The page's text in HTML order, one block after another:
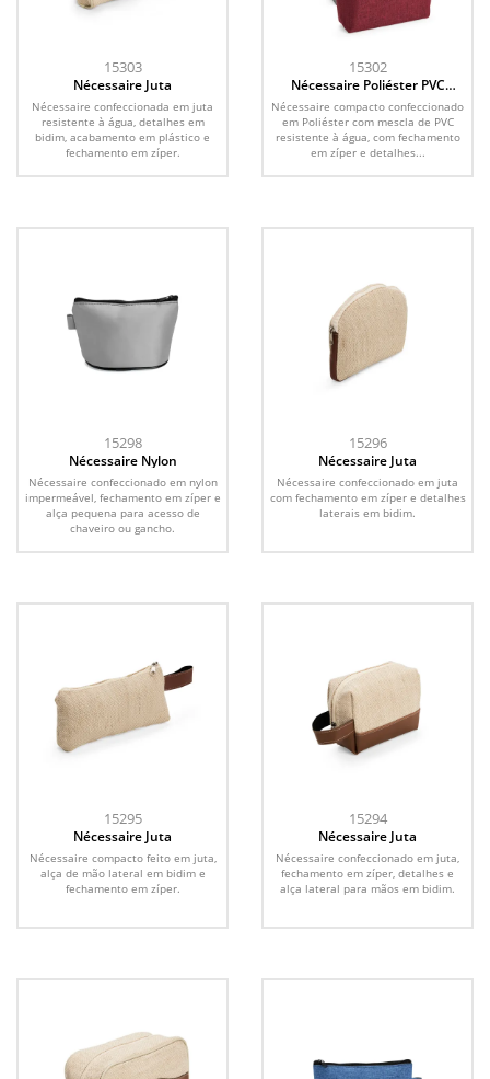
15303
Nécessaire Juta
Nécessaire confeccionada em juta
resistente à água, detalhes em
bidim, acabamento em plástico e
fechamento em zíper.
15302
Nécessaire Poliéster PVC
Mescla
Nécessaire compacto confeccionado
em Poliéster com mescla de PVC
resistente à água, com fechamento
em zíper e detalhes...
15298
Nécessaire Nylon
Nécessaire confeccionado em nylon
impermeável, fechamento em zíper e
alça pequena para acesso de
chaveiro ou gancho.
15296
Nécessaire Juta
Nécessaire confeccionado em juta
com fechamento em zíper e detalhes
laterais em bidim.
15295
Nécessaire Juta
Nécessaire compacto feito em juta,
alça de mão lateral em bidim e
fechamento em zíper.
15294
Nécessaire Juta
Nécessaire confeccionado em juta,
fechamento em zíper, detalhes e
alça lateral para mãos em bidim.